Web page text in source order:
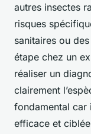
autres insectes
risques
sanitaires ou
étape chez un
réaliser un
clairement
fondamental car
efficace et